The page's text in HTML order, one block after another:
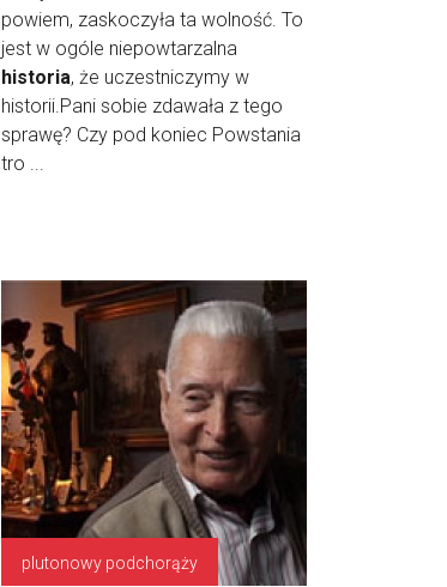
powiem, zaskoczyła ta wolność. To
jest w ogóle niepowtarzalna
historia, że uczestniczymy w
historii.Pani sobie zdawała z tego
sprawę? Czy pod koniec Powstania
tro ...
plutonowy podchorąży